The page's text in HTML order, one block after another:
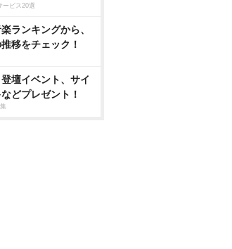
ービス20選
ランキングから、
移をチェック！
壇イベント、サイ
どプレゼント！